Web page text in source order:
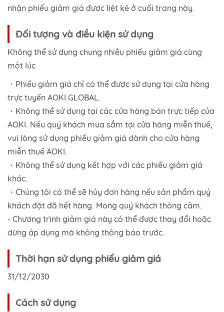
nhận phiếu giảm giá được liệt kê ở cuối trang này.
Đối tượng và điều kiện sử dụng
Không thể sử dụng chung nhiều phiếu giảm giá cùng
một lúc
・Phiếu giảm giá chỉ có thể được sử dụng tại cửa hàng
trực tuyến AOKI GLOBAL.
・Không thể sử dụng tại các cửa hàng bán trực tiếp của
AOKI. Nếu quý khách mua sắm tại cửa hàng miễn thuế,
vui lòng sử dụng phiếu giảm giá dành cho cửa hàng
miễn thuế AOKI.
・Không thể sử dụng kết hợp với các phiếu giảm giá
khác.
・Chúng tôi có thể sẽ hủy đơn hàng nếu sản phẩm quý
khách đặt đã hết hàng. Mong quý khách thông cảm.
- Chương trình giảm giá này có thể được thay đổi hoặc
dừng áp dụng mà không thông báo trước.
Thời hạn sử dụng phiếu giảm giá
31/12/2030
Cách sử dụng